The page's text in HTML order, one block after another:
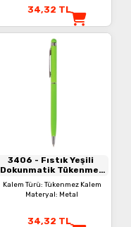
34,32 TL
3406 - Fıstık Yeşili
Dokunmatik Tükenmez
Kalem
Kalem Türü: Tükenmez Kalem
Materyal: Metal
34,32 TL